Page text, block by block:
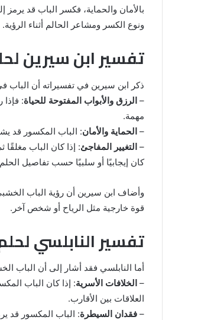
بالأمان والحماية، فكسر الباب قد
ونوع الكسر ومشاعر الحالم أثناء الرؤية.
تفسير ابن سيرين
ذكر ابن سيرين في تفسيراته أن الباب
– الرزق والأبواب المفتوحة للحياة:
مهمة.
– الحماية والأمان: الباب المكسور قد
– التغيير المفاجئ: إذا كان الباب
كان إيجابيًا أو سلبيًا حسب تفاصيل
وأضاف ابن سيرين أن رؤية الباب
قوة خارجية مثل الرياح أو شخص آخر.
تفسير النابلسي
أما النابلسي فقد أشار إلى أن الباب
– الخلافات الأسرية: إذا كان الباب
العلاقات بين الأقارب.
– فقدان السيطرة: الباب المكسور قد
شي
من
في
المنام
للمتزوجة
خروج شي من الدبر في